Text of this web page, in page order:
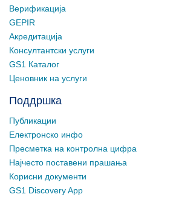
Верификација
GEPIR
Акредитација
Консултантски услуги
GS1 Каталог
Ценовник на услуги
Поддршка
Публикации
Електронско инфо
Пресметка на контролна цифра
Најчесто поставени прашања
Корисни документи
GS1 Discovery App